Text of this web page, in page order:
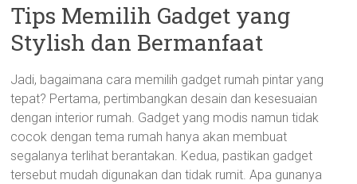
Tips Memilih Gadget yang
Stylish dan Bermanfaat
Jadi, bagaimana cara memilih gadget rumah pintar yang
tepat? Pertama, pertimbangkan desain dan kesesuaian
dengan interior rumah. Gadget yang modis namun tidak
cocok dengan tema rumah hanya akan membuat
segalanya terlihat berantakan. Kedua, pastikan gadget
tersebut mudah digunakan dan tidak rumit. Apa gunanya